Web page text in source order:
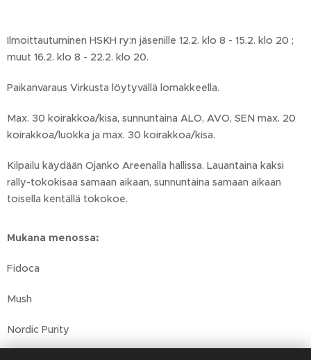
Ilmoittautuminen HSKH ry:n jäsenille 12.2. klo 8 - 15.2. klo 20 ;
muut 16.2. klo 8 - 22.2. klo 20.
Paikanvaraus Virkusta löytyvällä lomakkeella.
Max. 30 koirakkoa/kisa, sunnuntaina ALO, AVO, SEN max. 20
koirakkoa/luokka ja max. 30 koirakkoa/kisa.
Kilpailu käydään Ojanko Areenalla hallissa. Lauantaina kaksi
rally-tokokisaa samaan aikaan, sunnuntaina samaan aikaan
toisella kentällä tokokoe.
Mukana menossa:
Fidoca
Mush
Nordic Purity